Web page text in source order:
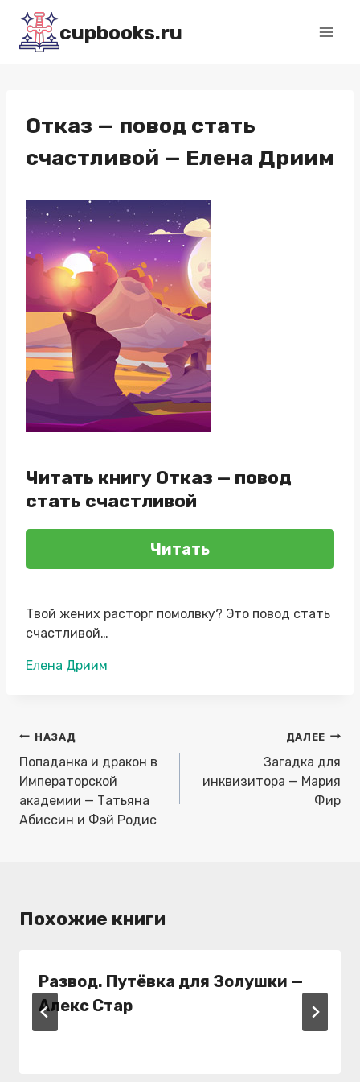
Перейти
содержимому
cupbooks.ru
Отказ — повод стать
счастливой — Елена Дриим
Читать книгу Отказ — повод
стать счастливой
Читать
Твой жених расторг помолвку? Это повод стать
счастливой…
Метки
Елена Дриим
Навигация
по
записям
НАЗАД
Попаданка и дракон в
Императорской
академии — Татьяна
Абиссин и Фэй Родис
ДАЛЕЕ
Загадка для
инквизитора — Мария
Фир
Похожие книги
Развод. Путёвка для Золушки —
Алекс Стар